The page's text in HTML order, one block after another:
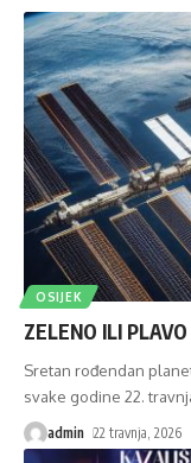
OSIJEK
ZELENO ILI PLAVO
Sretan rođendan
svake godine 22.
admin 22 travnja, 2026